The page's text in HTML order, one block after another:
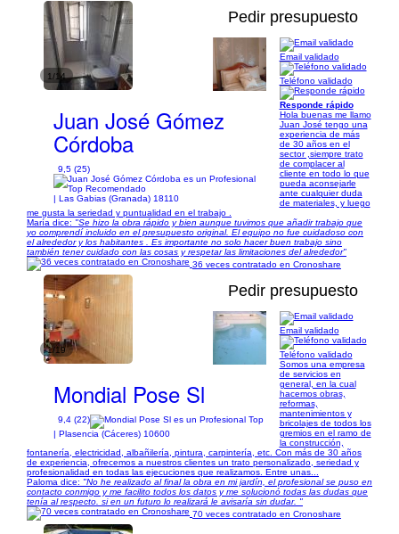
1/14
Pedir presupuesto
Juan José Gómez
Córdoba
9,5 (25)
| Las Gabias (Granada) 18110
Email validado
Teléfono validado
Responde rápido
Hola buenas me llamo
Juan José tengo una
experiencia de más
de 30 años en el
sector ,siempre trato
de complacer al
cliente en todo lo que
pueda aconsejarle
ante cualquier duda
de materiales, y luego
me gusta la seriedad y puntualidad en el trabajo .
María dice: "Se hizo la obra rápido y bien aunque tuvimos que añadir trabajo que
yo comprendí incluido en el presupuesto original. El equipo no fue cuidadoso con
el alrededor y los habitantes . Es importante no solo hacer buen trabajo sino
también tener cuidado con las cosas y respetar las limitaciones del alrededor"
36 veces contratado en Cronoshare
1/19
Pedir presupuesto
Mondial Pose Sl
9,4 (22)
| Plasencia (Cáceres) 10600
Email validado
Teléfono validado
Somos una empresa
de servicios en
general, en la cual
hacemos obras,
reformas,
mantenimientos y
bricolajes de todos los
gremios en el ramo de
la construcción,
fontanería, electricidad, albañilería, pintura, carpintería, etc. Con más de 30 años
de experiencia, ofrecemos a nuestros clientes un trato personalizado, seriedad y
profesionalidad en todas las ejecuciones que realizamos. Entre unas...
Paloma dice: "No he realizado al final la obra en mi jardín, el profesional se puso en
contacto conmigo y me facilito todos los datos y me solucionó todas las dudas que
tenía al respecto. si en un futuro lo realizará le avisaría sin dudar. "
70 veces contratado en Cronoshare